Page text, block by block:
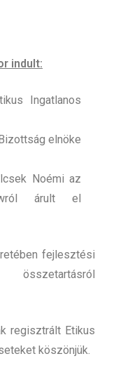
indult:
Ingatlanos
elnöke
Noémi az
árult el
fejlesztési
regisztrált Etikus
köszönjük.